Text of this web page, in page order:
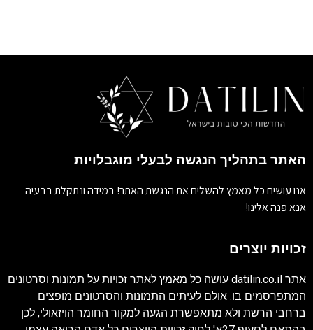
האתר בתהליך הנגשה לבעלי מוגבלויות
אנו עושים כל מאמץ להשלים את הנגשת האתר! במידה ונתקלת בבעיה
אנא פנה אלינו!
זכויות יוצרים
אתר datilin.co.il עושה כל מאמץ לאתר זכויות על תמונות וסרטונים
המתפרסמים בו. אולם לעיתים התמונות והסרטונים מופצים
ברחבי הרשת ולא מתאפשרת הגעה למקור החומר הויזאולי, לכן